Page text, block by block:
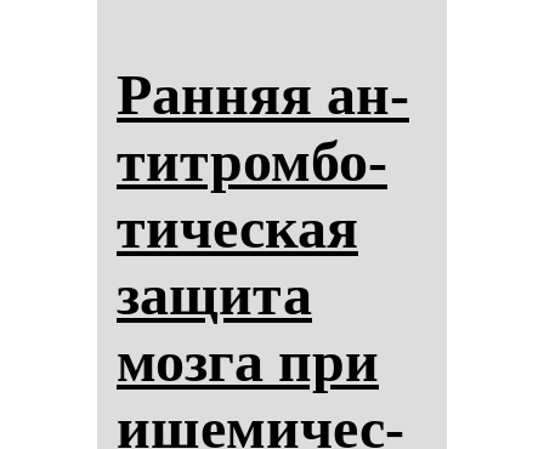
Ран­няя ан­
тит­ром­бо­
ти­чес­кая
за­щи­та
моз­га при
ише­ми­чес­